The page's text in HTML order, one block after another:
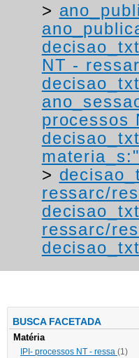
>
NT -
processos
>
ressarc/
ressarc/
BUSCA FACETADA
Matéria
IPI- processos NT - ressa (1)